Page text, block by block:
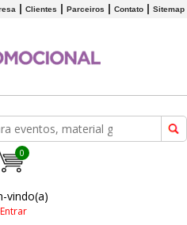
Clientes Parceiros Contato Sitemap
0
vindo(a)
Entrar